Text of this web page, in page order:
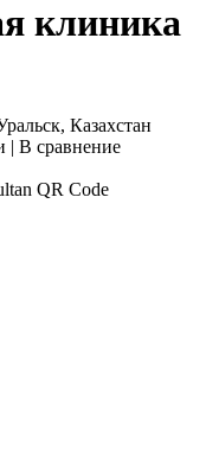
клиника
Казахстан
| В сравнение